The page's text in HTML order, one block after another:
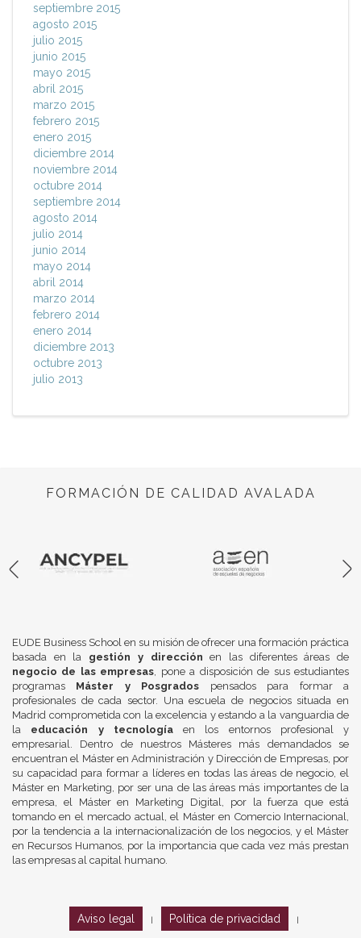
septiembre 2015
agosto 2015
julio 2015
junio 2015
mayo 2015
abril 2015
marzo 2015
febrero 2015
enero 2015
diciembre 2014
noviembre 2014
octubre 2014
septiembre 2014
agosto 2014
julio 2014
junio 2014
mayo 2014
abril 2014
marzo 2014
febrero 2014
enero 2014
diciembre 2013
octubre 2013
julio 2013
FORMACIÓN DE CALIDAD AVALADA
EUDE Business School en su misión de ofrecer una formación práctica
basada en la gestión y dirección en las diferentes áreas de
negocio de las empresas, pone a disposición de sus estudiantes
programas Máster y Posgrados pensados para formar a
profesionales de cada sector. Una escuela de negocios situada en
Madrid comprometida con la excelencia y estando a la vanguardia de
la educación y tecnologíaen los entornos profesional y
empresarial. Dentro de nuestros Másteres más demandados se
encuentran el Máster en Administración y Dirección de Empresas, por
su capacidad para formar a líderes en todas las áreas de negocio, el
Máster en Marketing, por ser una de las áreas más importantes de la
empresa, el Máster en Marketing Digital, por la fuerza que está
tomando en el mercado actual, el Máster en Comercio Internacional,
por la tendencia a la internacionalización de los negocios, y el Máster
en Recursos Humanos, por la importancia que cada vez más prestan
las empresas al capital humano.
Aviso legal Política de privacidad